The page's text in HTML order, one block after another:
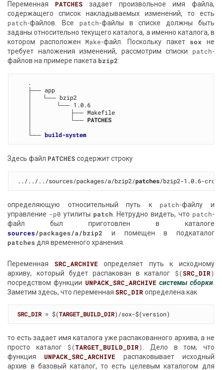
Переменная PATCHES задает произвольное имя файла,
содержащего список накладываемых изменений, то есть
patch-файлов. Все patch-файлы в списке должны быть
заданы относительно текущего каталога, а именно каталога, в
котором расположен Make-файл. Поскольку пакет sox не
требует наложения изменений, рассмотрим списки patch-
файлов на примере пакета bzip2:
   .
   ├── app
   │   └── bzip2
   │       └── 1.0.6
   │           ├── Makefile
   │           └──
PATCHES
   └──
build-system
Здесь файл PATCHES содержит строку
../../../sources/packages/a/bzip2/patches
определяющую относительный путь к patch-файлу и
управление -p0 утилиты patch . Нетрудно видеть, что patch-
файл был приготовлен в каталоге
sources/packages/a/bzip2 и помещен в подкаталог
patches для временного хранения.
Переменная SRC_ARCHIVE определяет путь к исходному
архиву, который будет распакован в каталог $(SRC_DIR)
посредством функции UNPACK_SRC_ARCHIVE системы сборки.
Заметим здесь, что переменнаяSRC_DIR определена как
SRC_DIR = $(TARGET_BUILD_DIR
то есть задает имя каталога уже распакованного архива, а не
просто каталог $(TARGET_BUILD_DIR). Дело в том, что
функцияUNPACK_SRC_ARCHIVE распаковывает исходный
архив в базовый каталог, то есть целевым каталогом для